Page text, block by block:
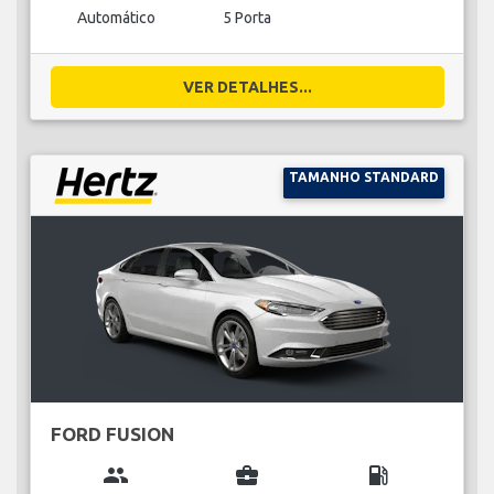
Automático 5 Porta
VER DETALHES...
TAMANHO STANDARD
FORD FUSION
group business_center local_gas_station